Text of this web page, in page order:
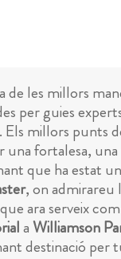
de les millors
per guies
Els millors punts
fortalesa,
que ha estat
, on admirareu
ara serveix
a Williamson
destinació per